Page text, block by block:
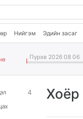
Нийгэм Эдийн засаг
Пүрэв 2026 08 06
4 Хоёр